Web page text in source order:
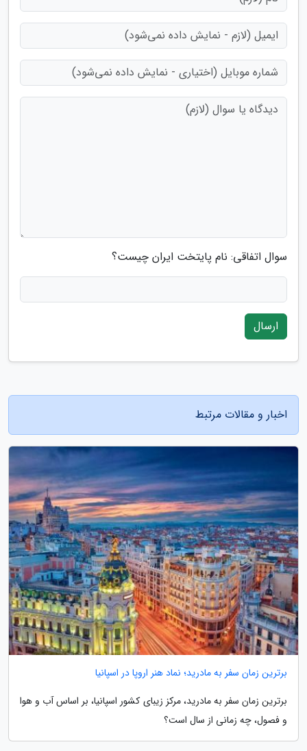
سوال اتفاقی: نام پایتخت ایران چیست؟
ارسال
اخبار و مقالات مرتبط
برترین زمان سفر به مادرید؛ نماد هنر اروپا در اسپانیا
برترین زمان سفر به مادرید، مرکز زیبای کشور اسپانیا، بر اساس آب و هوا
و فصول، چه زمانی از سال است؟